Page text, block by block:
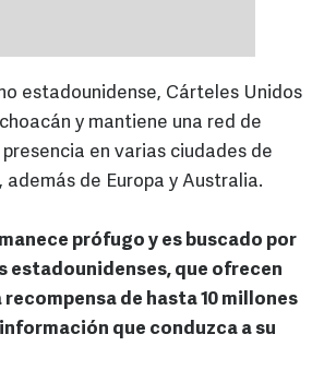
estadounidense, Cárteles Unidos
y mantiene una red de
en varias ciudades de
además de Europa y Australia.
prófugo y es buscado por
estadounidenses, que ofrecen
recompensa de hasta 10 millones
que conduzca a su